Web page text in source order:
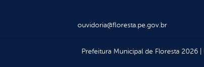
ouvidoria@floresta.pe.gov.br
Prefeitura Municipal de Floresta2026|